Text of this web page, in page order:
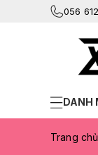
056
DANH
Trang chủ